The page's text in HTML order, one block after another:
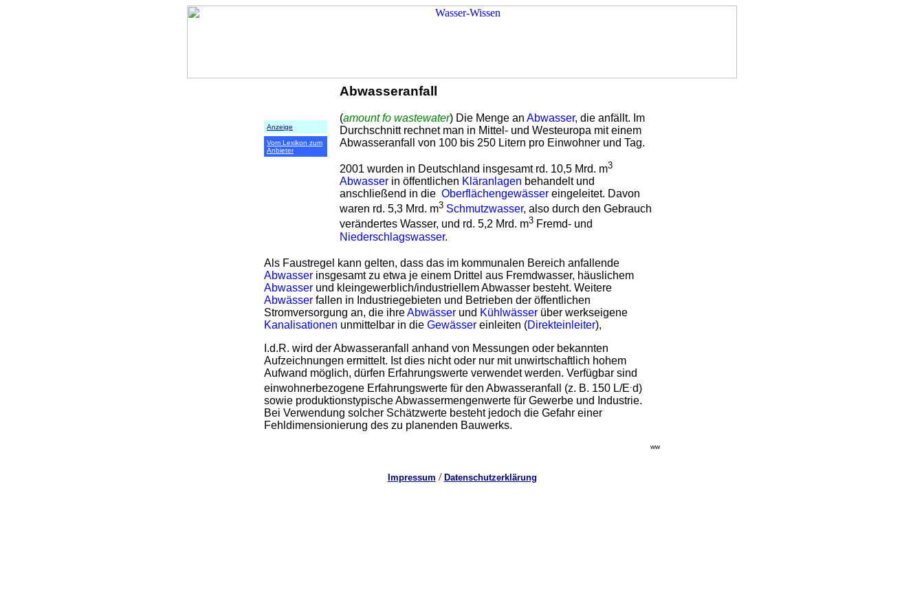
Anzeige
Vom Lexikon zum
Anbieter
Abwasseranfall
(amount fo wastewater) Die Menge an Abwasser, die anfällt. Im
Durchschnitt rechnet man in Mittel- und Westeuropa mit einem
Abwasseranfall von 100 bis 250 Litern pro Einwohner und Tag.
2001 wurden in Deutschland insgesamt rd. 10,5 Mrd. m3
Abwasser in öffentlichen Kläranlagen behandelt und
anschließend in die Oberflächengewässer eingeleitet. Davon
waren rd. 5,3 Mrd. m3 Schmutzwasser, also durch den Gebrauch
verändertes Wasser, und rd. 5,2 Mrd. m3 Fremd- und
Niederschlagswasser.
Als Faustregel kann gelten, dass das im kommunalen Bereich anfallende
Abwasser insgesamt zu etwa je einem Drittel aus Fremdwasser, häuslichem
Abwasser und kleingewerblich/industriellem Abwasser besteht. Weitere
Abwässer fallen in Industriegebieten und Betrieben der öffentlichen
Stromversorgung an, die ihreAbwässer und Kühlwässer über werkseigene
Kanalisationen unmittelbar in die Gewässer einleiten (Direkteinleiter),
I.d.R. wird der Abwasseranfall anhand von Messungen oder bekannten
Aufzeichnungen ermittelt. Ist dies nicht oder nur mit unwirtschaftlich hohem
Aufwand möglich, dürfen Erfahrungswerte verwendet werden. Verfügbar sind
einwohnerbezogene Erfahrungswerte für den Abwasseranfall (z. B. 150 L/E.d)
sowie produktionstypische Abwassermengenwerte für Gewerbe und Industrie.
Bei Verwendung solcher Schätzwerte besteht jedoch die Gefahr einer
Fehldimensionierung des zu planenden Bauwerks.
ww
Impressum / Datenschutzerklärung